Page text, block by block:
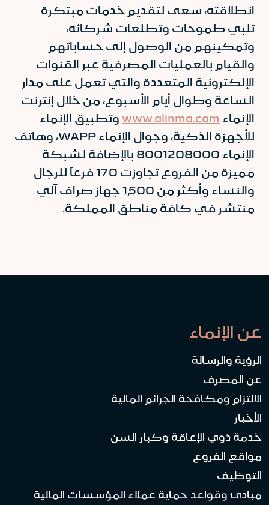
انطلاقته، سعى لتقديم خدمات مبتكرة
تلبي طموحات وتطلعات شركائه،
وتمكينهم من الوصول إلى حساباتهم
والقيام بالعمليات المصرفية عبر القنوات
الإلكترونية المتعددة والتي تعمل على مدار
الساعة وطوال أيام الأسبوع، من خلال إنترنت
الإنماء www.alinma.com وتطبيق الإنماء
للأجهزة الذكية، وجوال الإنماء WAPP، وهاتف
الإنماء 8001208000 بالإضافة لشبكة
مميزة من الفروع تجاوزت 170 فرعاً للرجال
والنساء وأكثر من 1,500 جهاز صراف آلي
منتشر في كافة مناطق المملكة.
عن الإنماء
الرؤية والرسالة
عن المصرف
الالتزام ومكافحة الجرائم المالية
الأخبار
خدمة ذوي الإعاقة وكبار السن
مواقع الفروع
التوظيف
مبادئ وقواعد حماية عملاء المؤسسات المالية